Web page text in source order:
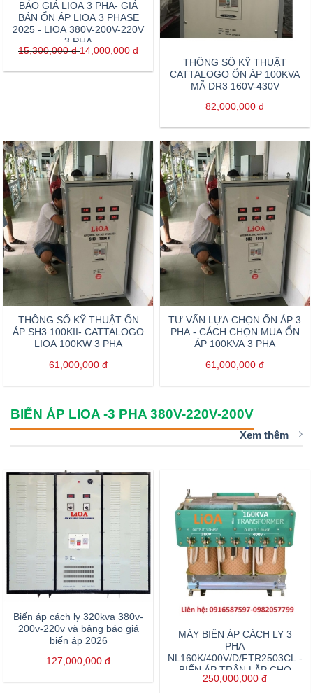
BÁO GIÁ LIOA 3 PHA- GIÁ
BÁN ỔN ÁP LIOA 3 PHASE
2025 - LIOA 380V-200V-220V
3 PHA
15,300,000đ 14,000,000 đ
THÔNG SỐ KỸ THUẬT
CATTALOGO ỔN ÁP 100KVA
MÃ DR3 160V-430V
82,000,000 đ
THÔNG SỐ KỸ THUẬT ỔN
ÁP SH3 100KII- CATTALOGO
LIOA 100KW 3 PHA
61,000,000 đ
TƯ VẤN LỰA CHỌN ỔN ÁP 3
PHA - CÁCH CHỌN MUA ỔN
ÁP 100KVA 3 PHA
61,000,000 đ
BIẾN ÁP LIOA -3 PHA 380V-220V-200V
Xem thêm
Biến áp cách ly 320kva 380v-
200v-220v và bảng báo giá
biến áp 2026
127,000,000 đ
MÁY BIẾN ÁP CÁCH LY 3
PHA
NL160K/400V/D/FTR2503CL -
BIẾN ÁP TRÂN LẮP CHO
MÁY ĐÚC NHỰA
250,000,000 đ